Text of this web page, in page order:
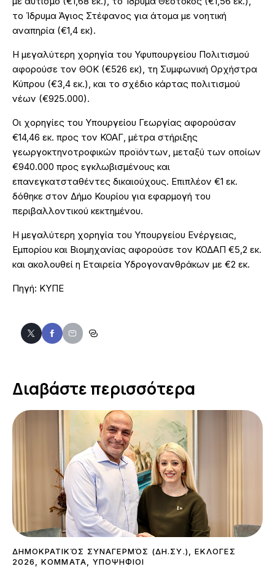
το Ίδρυμα Άγιος Στέφανος για άτομα με νοητική
αναπηρία (€1,4 εκ).
Η μεγαλύτερη χορηγία του Υφυπουργείου Πολιτισμού
αφορούσε τον ΘΟΚ (€526 εκ), τη Συμφωνική Ορχήστρα
Κύπρου (€3,4 εκ.), και το σχέδιο κάρτας πολιτισμού
νέων (€925.000).
Οι χορηγίες του Υπουργείου Γεωργίας αφορούσαν
€14,46 εκ. προς τον ΚΟΑΓ, μέτρα στήριξης
γεωργοκτηνοτροφικών προϊόντων, μεταξύ των οποίων
€940.000 προς εγκλωβισμένους και
επανεγκατσταθέντες δικαιούχους. Επιπλέον €1 εκ.
δόθηκε στον Δήμο Κουρίου για εφαρμογή του
περιβαλλοντικού κεκτημένου.
Η μεγαλύτερη χορηγία του Υπουργείου Ενέργειας,
Εμπορίου και Βιομηχανίας αφορούσε τον ΚΟΔΑΠ €5,2 εκ.
και ακολουθεί η Εταιρεία Υδρογονανθράκων με €2 εκ.
Πηγή: ΚΥΠΕ
Διαβάστε περισσότερα
ΔΗΜΟΚΡΑΤΙΚΌΣ ΣΥΝΑΓΕΡΜΌΣ (ΔΗ.ΣΥ.)
ΕΚΛΟΓΕΣ
2026
,ΚΟΜΜΑΤΑ ΥΠΟΨΗΦΙΟΙ